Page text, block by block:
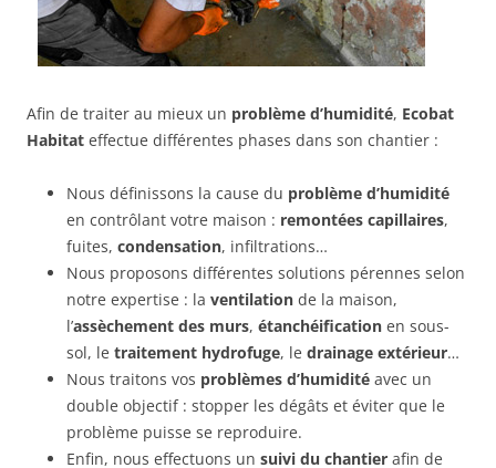
Afin de traiter au mieux un problème d’humidité, Ecobat
Habitat effectue différentes phases dans son chantier :
Nous définissons la cause du problème d’humidité
en contrôlant votre maison : remontées capillaires,
fuites, condensation, infiltrations…
Nous proposons différentes solutions pérennes selon
notre expertise : la ventilation de la maison,
l’assèchement des murs, étanchéification en sous-
sol, le traitement hydrofuge, le drainage extérieur…
Nous traitons vos problèmes d’humidité avec un
double objectif : stopper les dégâts et éviter que le
problème puisse se reproduire.
Enfin, nous effectuons un suivi du chantier afin de